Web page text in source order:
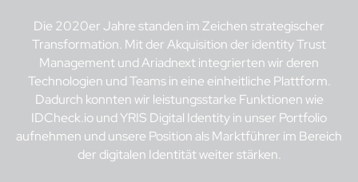
Die 2020er Jahre standen im Zeichen strategischer
Transformation. Mit der Akquisition der identity Trust
Management und Ariadnext integrierten wir deren
Technologien und Teams in eine einheitliche Plattform.
Dadurch konnten wir leistungsstarke Funktionen wie
IDCheck.io und YRIS Digital Identity in unser Portfolio
aufnehmen und unsere Position als Marktführer im Bereich
der digitalen Identität weiter stärken.